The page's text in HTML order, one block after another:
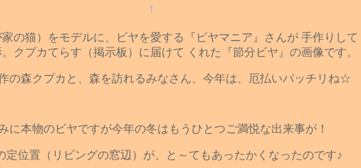
↑
家の猫）をモデルに、ビヤを愛する『ビヤマニア』さんが 手作りして
クプカてらす（掲示板）に届けて くれた『節分ビヤ』の画像です。
の森クプカと、森を訪れるみなさん、今年は、厄払いバッチリね☆
に本物のビヤですが今年の冬はもうひとつご満悦な出来事が！
定位置（リビングの窓辺）が、と～てもあったかくなったのです♪